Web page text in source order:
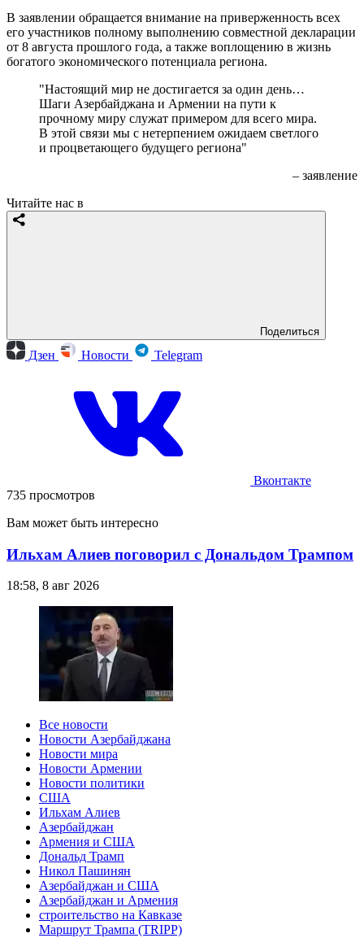
В заявлении обращается внимание на приверженность всех
его участников полному выполнению совместной декларации
от 8 августа прошлого года, а также воплощению в жизнь
богатого экономического потенциала региона.
"Настоящий мир не достигается за один день…
Шаги Азербайджана и Армении на пути к
прочному миру служат примером для всего мира.
В этой связи мы с нетерпением ожидаем светлого
и процветающего будущего региона"
– заявление
Читайте нас в
Поделиться
Дзен Новости Telegram
Вконтакте
735 просмотров
Вам может быть интересно
Ильхам Алиев поговорил с Дональдом Трампом
18:58, 8 авг 2026
Все новости
Новости Азербайджана
Новости мира
Новости Армении
Новости политики
США
Ильхам Алиев
Азербайджан
Армения и США
Дональд Трамп
Никол Пашинян
Азербайджан и США
Азербайджан и Армения
строительство на Кавказе
Маршрут Трампа (TRIPP)